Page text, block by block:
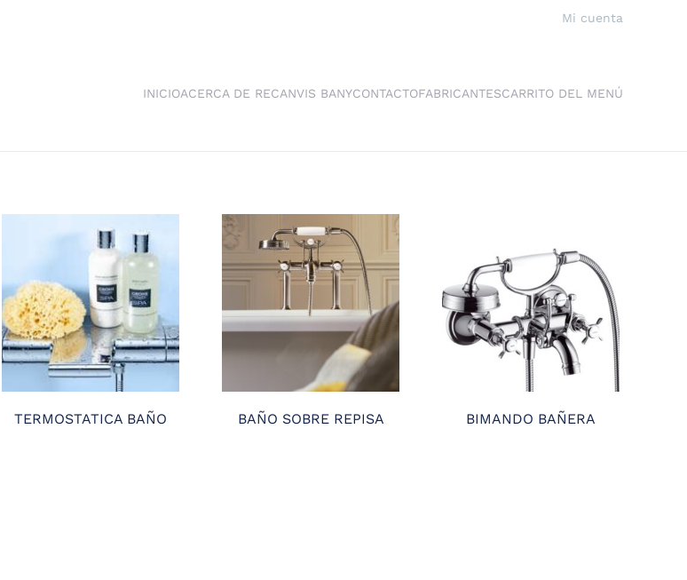
Mi cuenta
INICIOACERCA DE RECANVIS BANYCONTACTOFABRICANTESCARRITO DEL MENÚ
TERMOSTATICA BAÑO BAÑO SOBRE REPISA BIMANDO BAÑERA